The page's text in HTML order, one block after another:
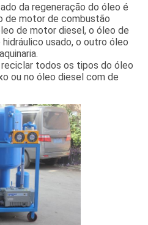
da regeneração do óleo é
de motor de combustão
de motor diesel, o óleo de
usado, o outro óleo
reciclar todos os tipos do óleo
ou no óleo diesel com de